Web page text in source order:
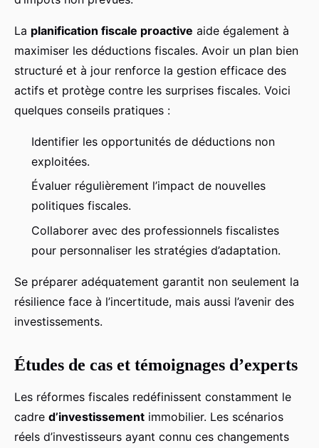
La planification fiscale proactive aide également à
maximiser les déductions fiscales. Avoir un plan bien
structuré et à jour renforce la gestion efficace des
actifs et protège contre les surprises fiscales. Voici
quelques conseils pratiques :
Identifier les opportunités de déductions non
exploitées.
Évaluer régulièrement l’impact de nouvelles
politiques fiscales.
Collaborer avec des professionnels fiscalistes
pour personnaliser les stratégies d’adaptation.
Se préparer adéquatement garantit non seulement la
résilience face à l’incertitude, mais aussi l’avenir des
investissements.
Études de cas et témoignages d’experts
Les réformes fiscales redéfinissent constamment le
cadre d’investissement immobilier. Les scénarios
réels d’investisseurs ayant connu ces changements